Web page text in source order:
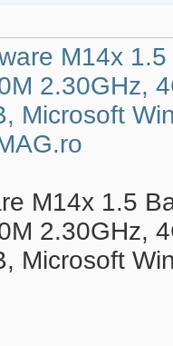
M14x
2.30GHz,
Microsoft
M14x 1.5
2.30GHz,
Microsoft